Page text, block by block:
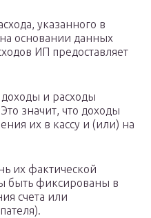
указанного в
основании данных
ИП предоставляет
и расходы
значит, что доходы
их в кассу и (или) на
их фактической
быть фиксированы в
счета или